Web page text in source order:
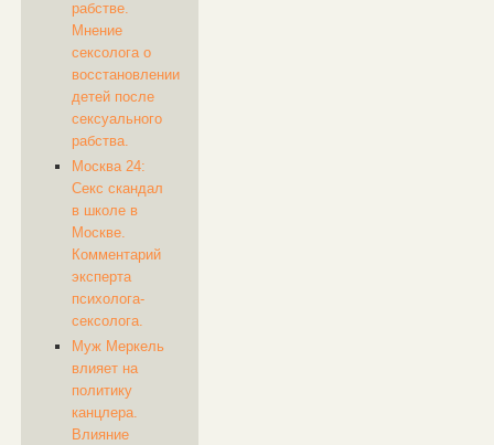
рабстве.
Мнение
сексолога о
восстановлении
детей после
сексуального
рабства.
Москва 24:
Секс скандал
в школе в
Москве.
Комментарий
эксперта
психолога-
сексолога.
Муж Меркель
влияет на
политику
канцлера.
Влияние